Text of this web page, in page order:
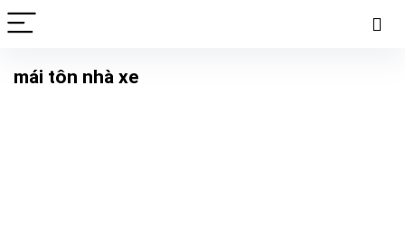
mái tôn nhà xe